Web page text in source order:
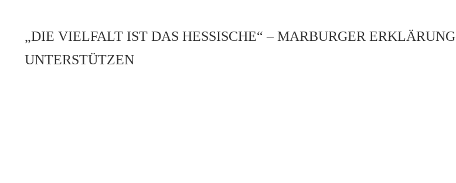
„DIE VIELFALT IST DAS HESSISCHE“ – MARBURGER ERKLÄRUNG
UNTERSTÜTZEN